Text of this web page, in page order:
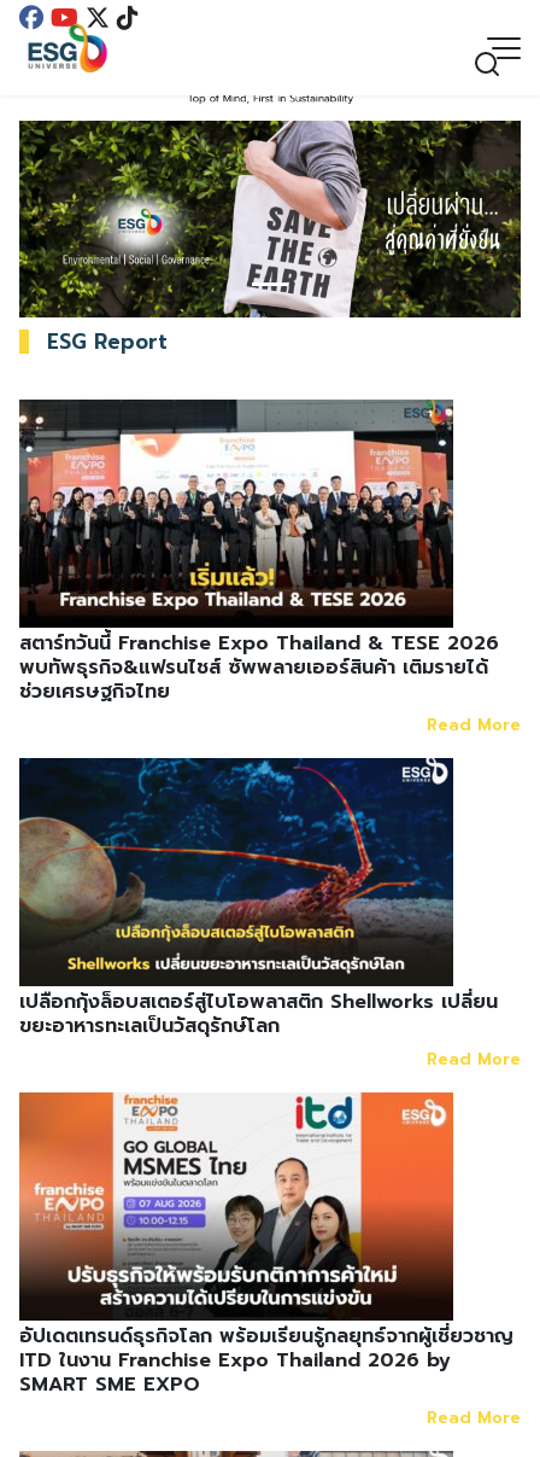
ESG Report
สตาร์ทวันนี้ Franchise Expo Thailand & TESE 2026
พบทัพธุรกิจ&แฟรนไชส์ ซัพพลายเออร์สินค้า เติมรายได้
ช่วยเศรษฐกิจไทย
Read More
เปลือกกุ้งล็อบสเตอร์สู่ไบโอพลาสติก Shellworks เปลี่ยน
ขยะอาหารทะเลเป็นวัสดุรักษ์โลก
Read More
อัปเดตเทรนด์ธุรกิจโลก พร้อมเรียนรู้กลยุทธ์จากผู้เชี่ยวชาญ
ITD ในงาน Franchise Expo Thailand 2026 by
SMART SME EXPO
Read More